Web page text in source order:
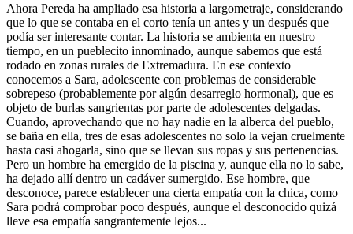
Ahora Pereda ha ampliado esa historia a largometraje, considerando
que lo que se contaba en el corto tenía un antes y un después que
podía ser interesante contar. La historia se ambienta en nuestro
tiempo, en un pueblecito innominado, aunque sabemos que está
rodado en zonas rurales de Extremadura. En ese contexto
conocemos a Sara, adolescente con problemas de considerable
sobrepeso (probablemente por algún desarreglo hormonal), que es
objeto de burlas sangrientas por parte de adolescentes delgadas.
Cuando, aprovechando que no hay nadie en la alberca del pueblo,
se baña en ella, tres de esas adolescentes no solo la vejan cruelmente
hasta casi ahogarla, sino que se llevan sus ropas y sus pertenencias.
Pero un hombre ha emergido de la piscina y, aunque ella no lo sabe,
ha dejado allí dentro un cadáver sumergido. Ese hombre, que
desconoce, parece establecer una cierta empatía con la chica, como
Sara podrá comprobar poco después, aunque el desconocido quizá
lleve esa empatía sangrantemente lejos...